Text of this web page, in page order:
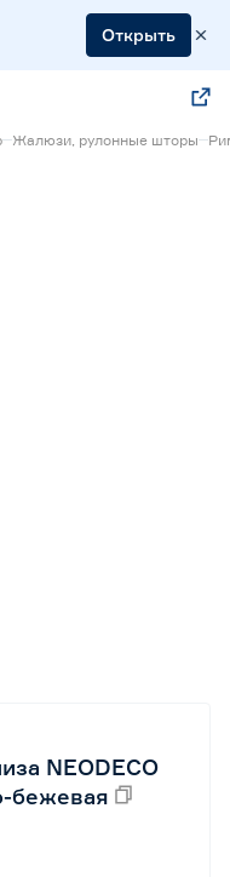
Открыть
Жалюзи, рулонные шторы
NEODECO
бежевая